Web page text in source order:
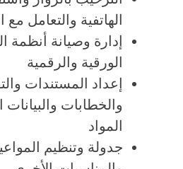
الهاتفية والتعامل
إدارة وصيانة أنظمة
الورقية والرقمية
إعداد المستندات
والخطابات والبيانات
المواد
جدولة وتنظيم